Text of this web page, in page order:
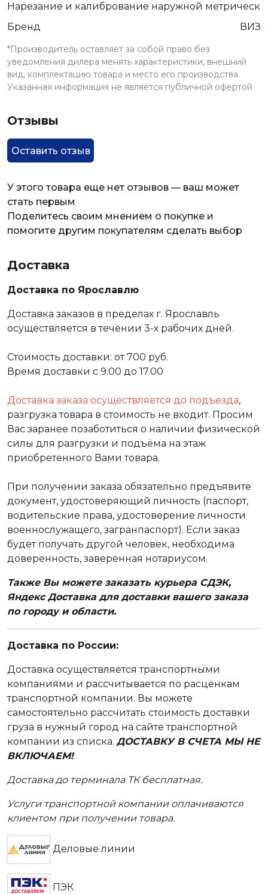
Нарезание и калибрование наружной
Бренд
ВИЗ
*Производитель оставляет за собой право без
уведомления дилера менять характеристики, внешний
вид, комплектацию товара и место его производства.
Указанная информация не является публичной офертой
Отзывы
Оставить отзыв
У этого товара еще нет отзывов — ваш может
стать первым
Поделитесь своим мнением о покупке и
помогите другим покупателям сделать выбор
Доставка
Доставка по Ярославлю
Доставка заказов в пределах г. Ярославль
осуществляется в течении 3-х рабочих дней.
Стоимость доставки: от 700 руб.
Время доставки с 9.00 до 17.00
Доставка заказа осуществляется до подъезда,
разгрузка товара в стоимость не входит. Просим
Вас заранее позаботиться о наличии физической
силы для разгрузки и подъёма на этаж
приобретенного Вами товара.
При получении заказа обязательно предъявите
документ, удостоверяющий личность (паспорт,
водительские права, удостоверение личности
военнослужащего, загранпаспорт). Если заказ
будет получать другой человек, необходима
доверенность, заверенная нотариусом.
Также Вы можете заказать курьера СДЭК,
Яндекс Доставка для доставки вашего заказа
по городу и области.
Доставка по России:
Доставка осуществляется транспортными
компаниями и рассчитывается по расценкам
транспортной компании. Вы можете
самостоятельно рассчитать стоимость доставки
груза в нужный город на сайте транспортной
компании из списка. ДОСТАВКУ В СЧЕТА МЫ НЕ
ВКЛЮЧАЕМ!
Доставка до терминала ТК бесплатная.
Услуги транспортной компании оплачиваются
клиентом при получении товара.
Деловые линии
ПЭК